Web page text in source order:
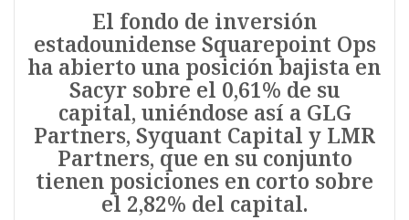
El fondo de inversión
estadounidense Squarepoint Ops
ha abierto una posición bajista en
Sacyr sobre el 0,61% de su
capital, uniéndose así a GLG
Partners, Syquant Capital y LMR
Partners, que en su conjunto
tienen posiciones en corto sobre
el 2,82% del capital.